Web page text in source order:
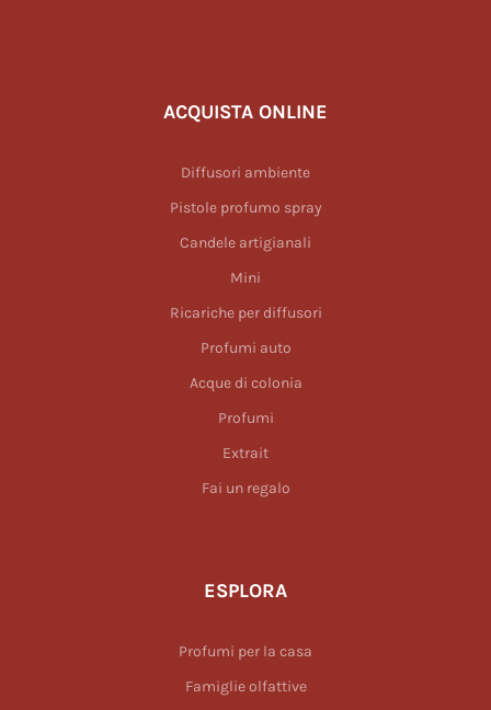
ACQUISTA ONLINE
Diffusori ambiente
Pistole profumo spray
Candele artigianali
Mini
Ricariche per diffusori
Profumi auto
Acque di colonia
Profumi
Extrait
Fai un regalo
ESPLORA
Profumi per la casa
Famiglie olfattive